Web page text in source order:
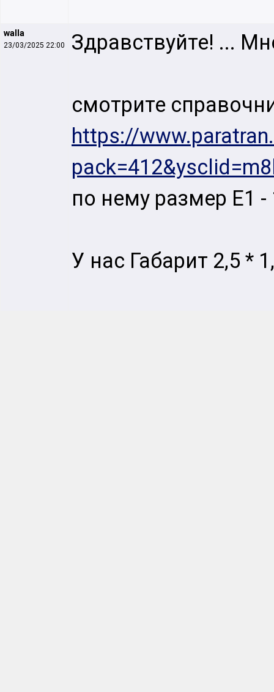
walla
23/03/2025 22:00 Здравствуйте! ...
смотрите
https://
по нему размер Е1
У нас Габарит 2,5 *